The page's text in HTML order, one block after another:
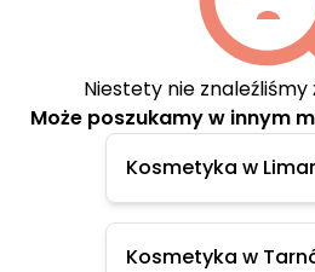
Niestety nie
Może poszukamy w innym
Kosmetyka w
Kosmetyka w